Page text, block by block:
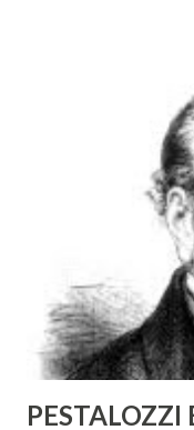
Joanna de Ângelis
cromoterapia no
psíquica. Em nenhum
adoção como prática
profunda diferença
recurso terapêutico e
Espírita.
PESTALOZZI